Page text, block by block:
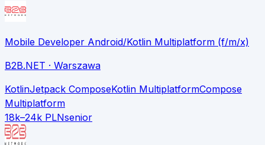
Mobile Developer Android/Kotlin Multiplatform (f/m/x)
B2B.NET · Warszawa
KotlinJetpack ComposeKotlin MultiplatformCompose
Multiplatform
18k–24k PLNsenior